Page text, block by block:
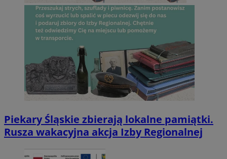
Piekary Śląskie zbierają lokalne pamiątki.
Rusza wakacyjna akcja Izby Regionalnej